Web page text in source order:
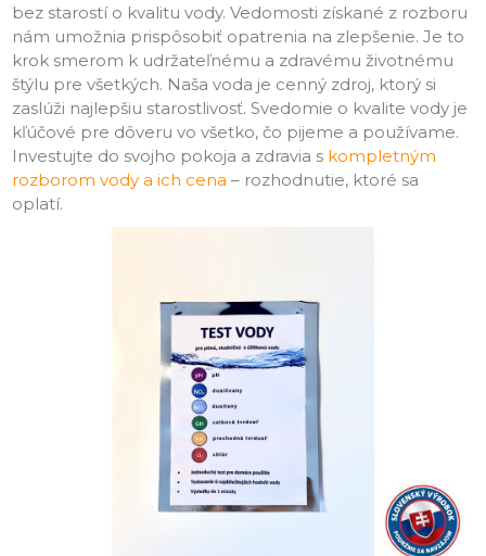
bez starostí o kvalitu vody. Vedomosti získané z rozboru
nám umožnia prispôsobiť opatrenia na zlepšenie. Je to
krok smerom k udržateľnému a zdravému životnému
štýlu pre všetkých. Naša voda je cenný zdroj, ktorý si
zaslúži najlepšiu starostlivosť. Svedomie o kvalite vody je
kľúčové pre dôveru vo všetko, čo pijeme a používame.
Investujte do svojho pokoja a zdravia s kompletným
rozborom vody a ich cena – rozhodnutie, ktoré sa
oplatí.